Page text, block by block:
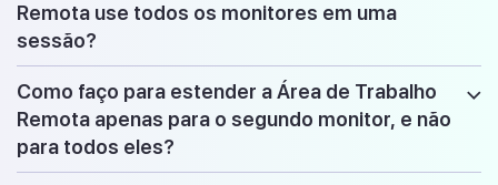
Remota use todos os monitores em uma
sessão?
Como faço para estender a Área de Trabalho
Remota apenas para o segundo monitor, e não
para todos eles?